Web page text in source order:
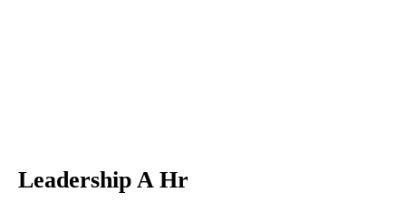
Leadership A Hr